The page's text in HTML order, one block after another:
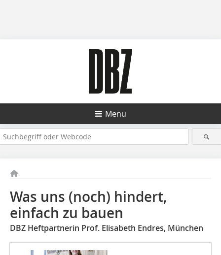
Menü
Was uns (noch) hindert,
einfach zu bauen
DBZ Heftpartnerin Prof. Elisabeth Endres, München